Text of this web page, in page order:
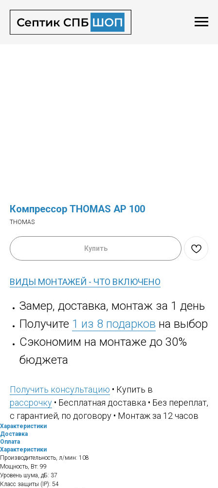
Компрессор THOMAS AP 100
THOMAS
Купить
ВИДЫ МОНТАЖЕЙ - ЧТО ВКЛЮЧЕНО
Замер, доставка, монтаж за 1 день
Получите 1 из 8 подарков на выбор
Сэкономим на монтаже до 30%
бюджета
Получить консультацию • Купить в
рассрочку • Бесплатная доставка • Без переплат,
с гарантией, по договору • Монтаж за 12 часов
Характеристики
Доставка
Оплата
Характеристики
Производительность, л/мин: 108
Мощность, Вт: 99
Уровень шума, дБ: 37
Класс защиты (IP): 54